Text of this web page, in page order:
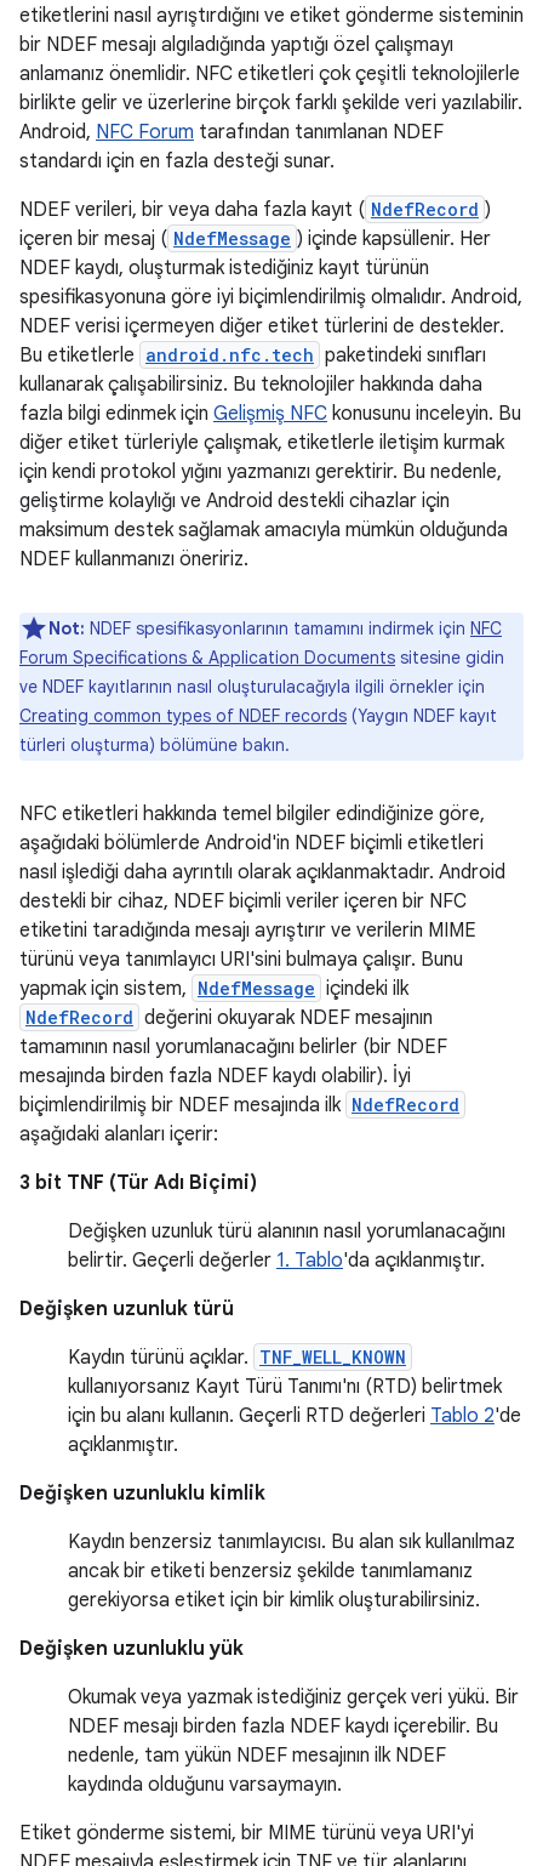
etiketlerini nasıl ayrıştırdığını ve etiket gönderme sisteminin
bir NDEF mesajı algıladığında yaptığı özel çalışmayı
anlamanız önemlidir. NFC etiketleri çok çeşitli teknolojilerle
birlikte gelir ve üzerlerine birçok farklı şekilde veri yazılabilir.
Android, NFC Forum tarafından tanımlanan NDEF
standardı için en fazla desteği sunar.
NDEF verileri, bir veya daha fazla kayıt ( NdefRecord )
içeren bir mesaj ( NdefMessage ) içinde kapsüllenir. Her
NDEF kaydı, oluşturmak istediğiniz kayıt türünün
spesifikasyonuna göre iyi biçimlendirilmiş olmalıdır. Android,
NDEF verisi içermeyen diğer etiket türlerini de destekler.
Bu etiketlerle android.nfc.tech paketindeki sınıfları
kullanarak çalışabilirsiniz. Bu teknolojiler hakkında daha
fazla bilgi edinmek için Gelişmiş NFC konusunu inceleyin. Bu
diğer etiket türleriyle çalışmak, etiketlerle iletişim kurmak
için kendi protokol yığını yazmanızı gerektirir. Bu nedenle,
geliştirme kolaylığı ve Android destekli cihazlar için
maksimum destek sağlamak amacıyla mümkün olduğunda
NDEF kullanmanızı öneririz.
Not: NDEF spesifikasyonlarının tamamını indirmek için NFC
Forum Specifications & Application Documents sitesine gidin
ve NDEF kayıtlarının nasıl oluşturulacağıyla ilgili örnekler için
Creating common types of NDEF records (Yaygın NDEF kayıt
türleri oluşturma) bölümüne bakın.
NFC etiketleri hakkında temel bilgiler edindiğinize göre,
aşağıdaki bölümlerde Android'in NDEF biçimli etiketleri
nasıl işlediği daha ayrıntılı olarak açıklanmaktadır. Android
destekli bir cihaz, NDEF biçimli veriler içeren bir NFC
etiketini taradığında mesajı ayrıştırır ve verilerin MIME
türünü veya tanımlayıcı URI'sini bulmaya çalışır. Bunu
yapmak için sistem, NdefMessage içindeki ilk
NdefRecord değerini okuyarak NDEF mesajının
tamamının nasıl yorumlanacağını belirler (bir NDEF
mesajında birden fazla NDEF kaydı olabilir). İyi
biçimlendirilmiş bir NDEF mesajında ilk NdefRecord
aşağıdaki alanları içerir:
3 bit TNF (Tür Adı Biçimi)
Değişken uzunluk türü alanının nasıl yorumlanacağını
belirtir. Geçerli değerler 1. Tablo'da açıklanmıştır.
Değişken uzunluk türü
Kaydın türünü açıklar. TNF_WELL_KNOWN
kullanıyorsanız Kayıt Türü Tanımı'nı (RTD) belirtmek
için bu alanı kullanın. Geçerli RTD değerleri Tablo 2'de
açıklanmıştır.
Değişken uzunluklu kimlik
Kaydın benzersiz tanımlayıcısı. Bu alan sık kullanılmaz
ancak bir etiketi benzersiz şekilde tanımlamanız
gerekiyorsa etiket için bir kimlik oluşturabilirsiniz.
Değişken uzunluklu yük
Okumak veya yazmak istediğiniz gerçek veri yükü. Bir
NDEF mesajı birden fazla NDEF kaydı içerebilir. Bu
nedenle, tam yükün NDEF mesajının ilk NDEF
kaydında olduğunu varsaymayın.
Etiket gönderme sistemi, bir MIME türünü veya URI'yi